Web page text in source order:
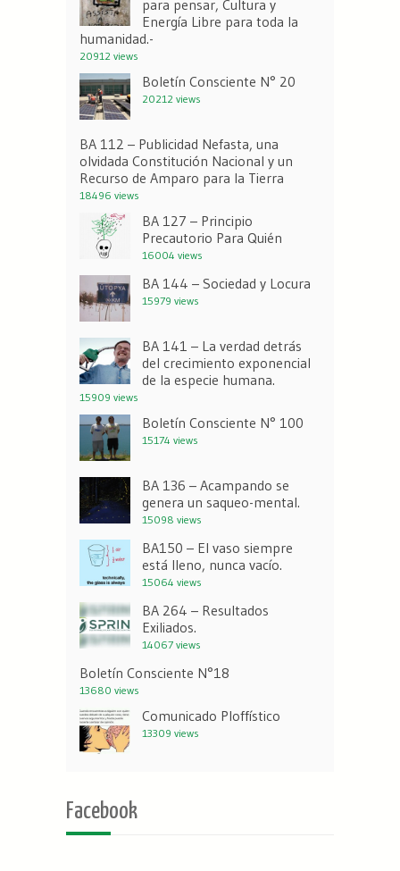
para pensar, Cultura y
Energía Libre para toda la
humanidad.-
20912 views
Boletín Consciente N° 20
20212 views
BA 112 – Publicidad Nefasta, una
olvidada Constitución Nacional y un
Recurso de Amparo para la Tierra
18496 views
BA 127 – Principio
Precautorio Para Quién
16004 views
BA 144 – Sociedad y Locura
15979 views
BA 141 – La verdad detrás
del crecimiento exponencial
de la especie humana.
15909 views
Boletín Consciente N° 100
15174 views
BA 136 – Acampando se
genera un saqueo-mental.
15098 views
BA150 – El vaso siempre
está lleno, nunca vacío.
15064 views
BA 264 – Resultados
Exiliados.
14067 views
Boletín Consciente N°18
13680 views
Comunicado Ploffístico
13309 views
Facebook